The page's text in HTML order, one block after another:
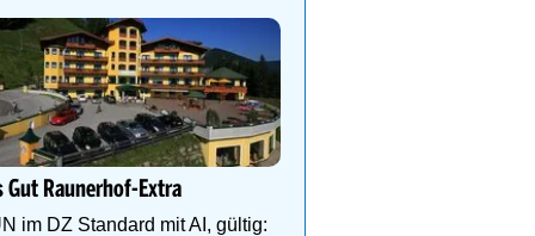
Gut Raunerhof-Extra
im DZ Standard mit AI, gültig: